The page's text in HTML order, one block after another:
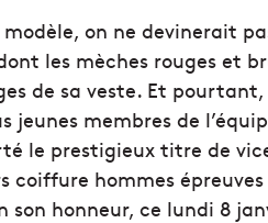
on ne devinerait
les mèches rouges et
de sa veste. Et
membres de
le prestigieux titre de
coiffure hommes épreuves
honneur, ce lundi 8